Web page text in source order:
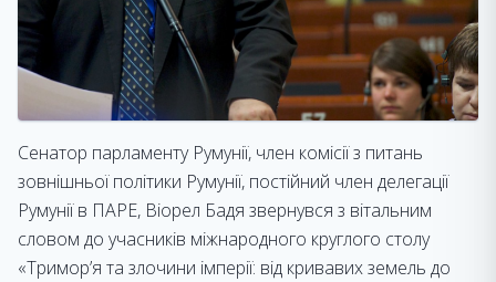
Сенатор парламенту Румунії, член комісії з питань
зовнішньої політики Румунії, постійний член делегації
Румунії в ПАРЕ, Віорел Бадя звернувся з вітальним
словом до учасників міжнародного круглого столу
«Тримор’я та злочини імперії: від кривавих земель до